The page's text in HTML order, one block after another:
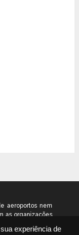
experiência de
aeroportos nem
as organizações
voltado ao